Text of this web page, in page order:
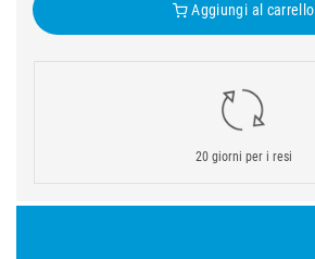
Aggiungi al carrello
20 giorni per i resi